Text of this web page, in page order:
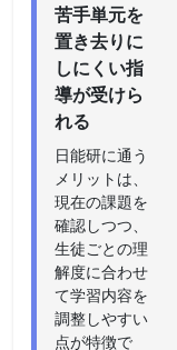
苦手単元を
置き去りに
しにくい指
導が受けら
れる
日能研に通う
メリットは、
現在の課題を
確認しつつ、
生徒ごとの理
解度に合わせ
て学習内容を
調整しやすい
点が特徴で